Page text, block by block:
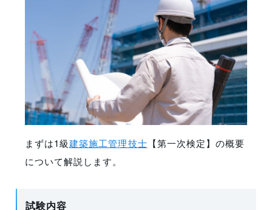
まずは1級建築施工管理技士 【第一次検定】 の概要
について解説します。
試験内容